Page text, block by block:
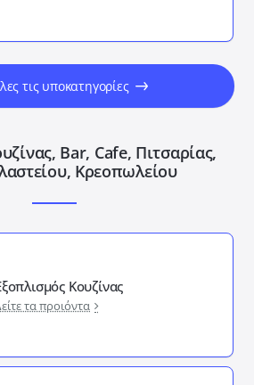
τις υποκατηγορίες
Bar, Cafe, Πιτσαρίας,
Κρεοπωλείου
Κουζίνας
τα προιόντα